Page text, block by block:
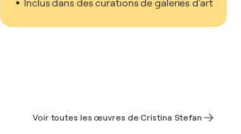
Inclus dans des curations de galeries d'art
Voir toutes les œuvres de Cristina Stefan